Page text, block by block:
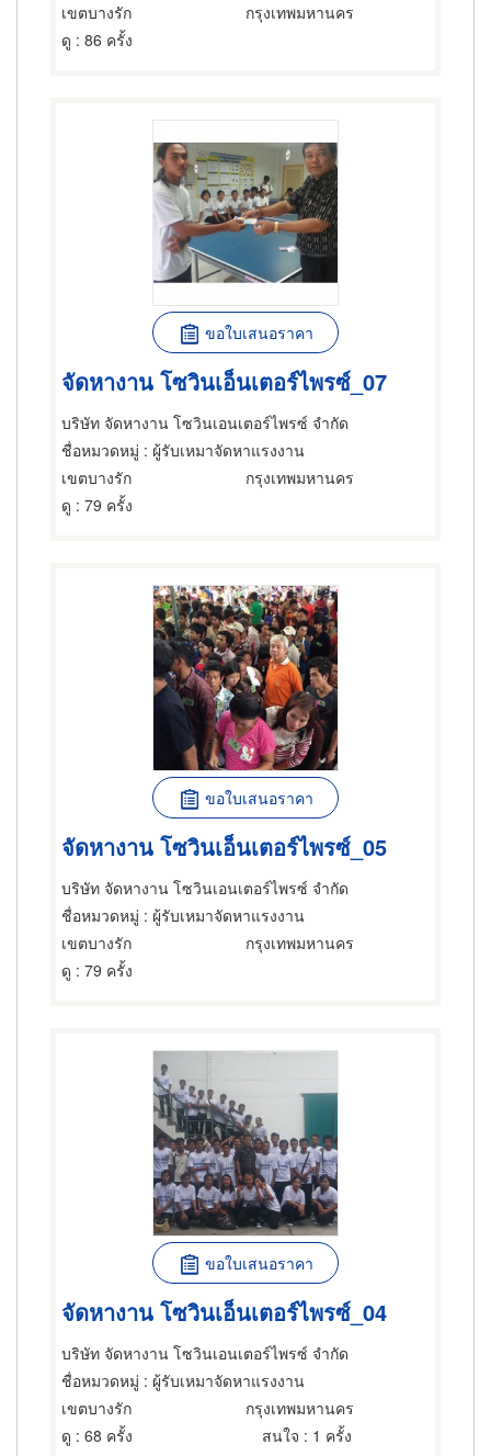
เขตบางรัก
กรุงเทพมหานคร
ดู : 86 ครั้ง
ขอใบเสนอราคา
จัดหางาน โซวินเอ็นเตอร์ไพรซ์_07
บริษัท จัดหางาน โซวินเอนเตอร์ไพรซ์ จำกัด
ชื่อหมวดหมู่ : ผู้รับเหมาจัดหาแรงงาน
เขตบางรัก
กรุงเทพมหานคร
ดู : 79 ครั้ง
ขอใบเสนอราคา
จัดหางาน โซวินเอ็นเตอร์ไพรซ์_05
บริษัท จัดหางาน โซวินเอนเตอร์ไพรซ์ จำกัด
ชื่อหมวดหมู่ : ผู้รับเหมาจัดหาแรงงาน
เขตบางรัก
กรุงเทพมหานคร
ดู : 79 ครั้ง
ขอใบเสนอราคา
จัดหางาน โซวินเอ็นเตอร์ไพรซ์_04
บริษัท จัดหางาน โซวินเอนเตอร์ไพรซ์ จำกัด
ชื่อหมวดหมู่ : ผู้รับเหมาจัดหาแรงงาน
เขตบางรัก
กรุงเทพมหานคร
ดู : 68 ครั้ง สนใจ : 1 ครั้ง